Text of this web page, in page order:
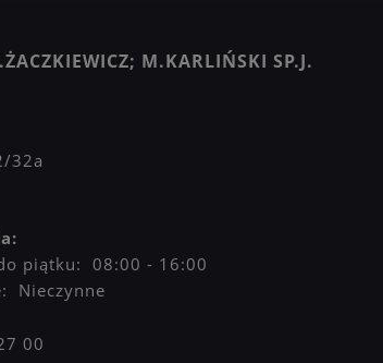
M.KARLIŃSKI SP.J.
32a
piątku: 08:00 - 16:00
Nieczynne
00